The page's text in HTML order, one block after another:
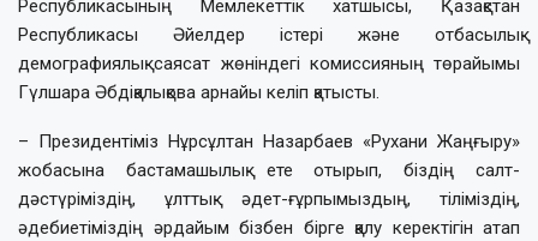
Республикасының Мемлекеттік хатшысы, Қазақстан
Республикасы Әйелдер істері және отбасылық
демографиялық саясат жөніндегі комиссияның төрайымы
Гүлшара Әбдіқалықова арнайы келіп қатысты.
– Президентіміз Нұрсұлтан Назарбаев «Рухани Жаңғыру»
жобасына бастамашылық ете отырып, біздің салт-
дәстүріміздің, ұлттық әдет-ғұрпымыздың, тіліміздің,
әдебиетіміздің әрдайым бізбен бірге қалу керектігін атап